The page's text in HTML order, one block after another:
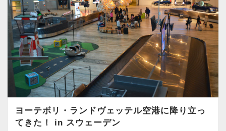
ヨーテボリ・ランドヴェッテル空港に降り立っ
てきた！ in スウェーデン